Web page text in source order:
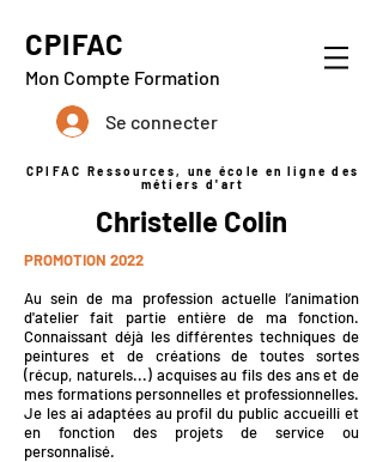
CPIFAC
Mon Compte Formation
Se connecter
CPIFAC Ressources, une école en ligne des
métiers d'art
Christelle Colin
PROMOTION 2022
Au sein de ma profession actuelle l’animation
d'atelier fait partie entière de ma fonction.
Connaissant déjà les différentes techniques de
peintures et de créations de toutes sortes
(récup, naturels...) acquises au fils des ans et de
mes formations personnelles et professionnelles.
Je les ai adaptées au profil du public accueilli et
en fonction des projets de service ou
personnalisé.